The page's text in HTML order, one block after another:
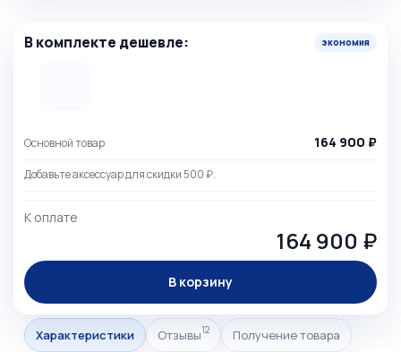
В комплекте дешевле: экономия
Основной товар 164 900 ₽
Добавьте аксессуар для скидки 500 ₽.
К оплате
164 900 ₽
В корзину
Характеристики Отзывы12 Получение товара